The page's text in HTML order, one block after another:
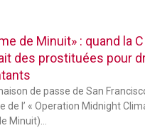
de Minuit» : quand la
des prostituées pour
de passe de San
de l’ « Operation Midnight
Minuit)…